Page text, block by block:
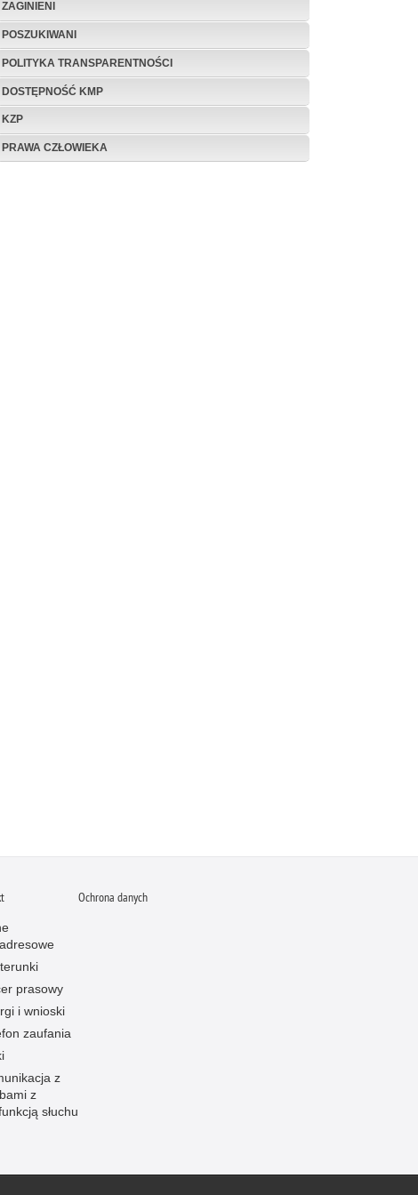
ZAGINIENI
POSZUKIWANI
POLITYKA TRANSPARENTNOŚCI
DOSTĘPNOŚĆ KMP
KZP
PRAWA CZŁOWIEKA
prasowy
i wnioski
zaufania
z
z
słuchu
Ochrona danych